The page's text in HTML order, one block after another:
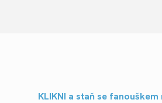
KLIKNI a staň se